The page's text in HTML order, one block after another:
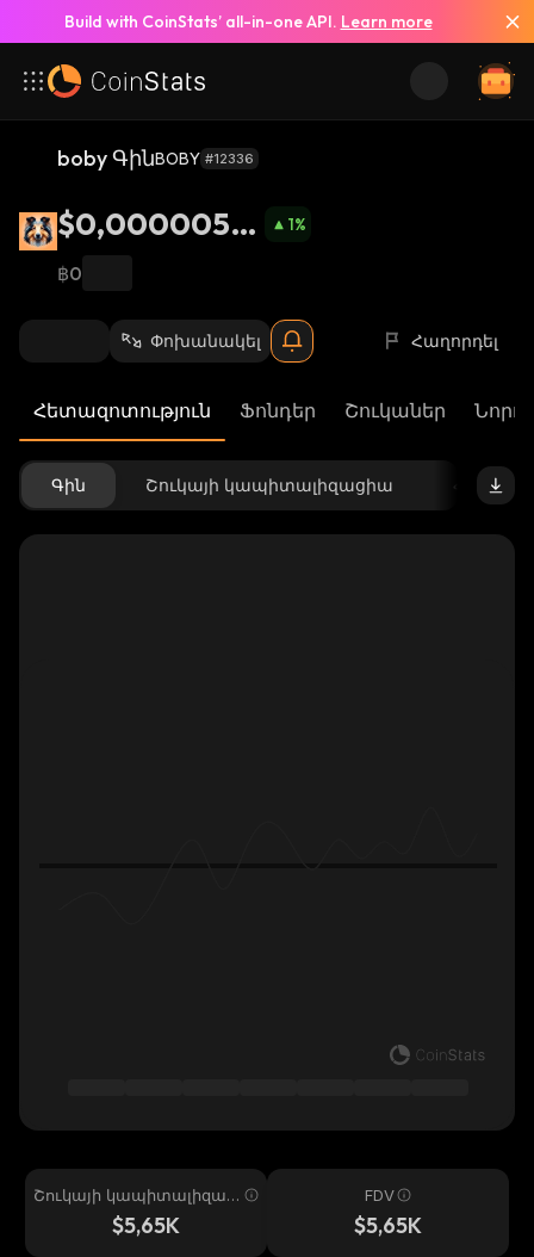
Build with CoinStats’ all-in-one API. Learn more
boby ԳինBOBY #12336
$0,0000056
49
1%
฿0
Փոխանակել Հաղորդել
Հետազոտություն Ֆոնդեր Շուկաներ
Գին Շուկայի կապիտալիզացիա
Շուկայի կապիտալիզաց
$5,65K
FDV
$5,65K